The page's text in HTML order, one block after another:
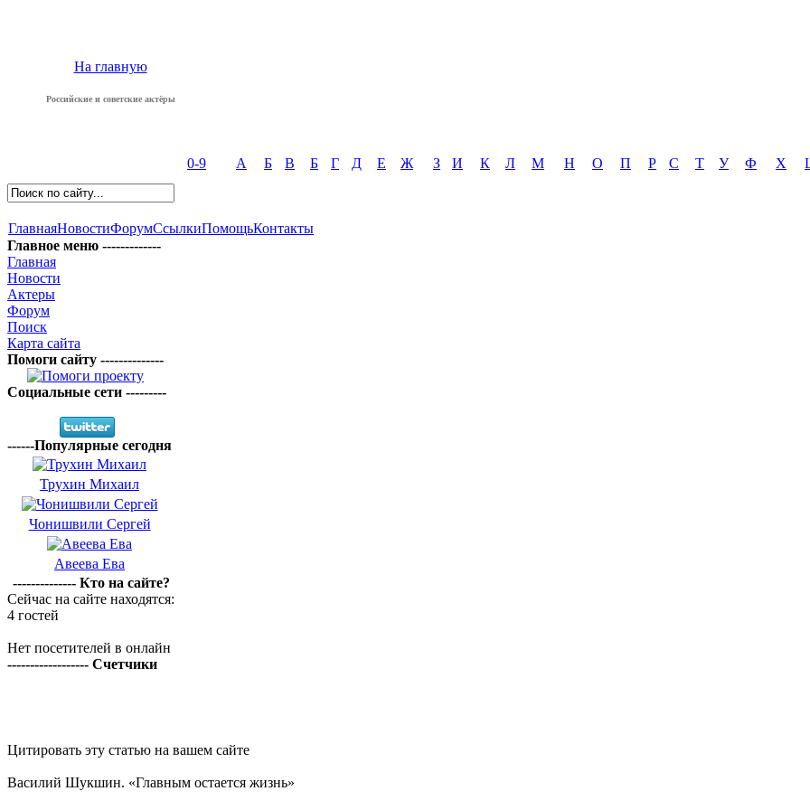
На главную
Российские и советские актёры
0-9 А Б В Б Г Д Е Ж З И К Л М Н О П Р С Т У Ф Х
ГлавнаяНовостиФорумСсылкиПомощьКонтакты
Главное меню -------------
Главная
Новости
Актеры
Форум
Поиск
Карта сайта
Помоги сайту --------------
Социальные сети ---------
------Популярные сегодня
Трухин Михаил
Чонишвили Сергей
Авеева Ева
-------------- Кто на сайте?
Сейчас на сайте находятся:
4 гостей
Нет посетителей в онлайн
------------------ Счетчики
Цитировать эту статью на вашем сайте
Василий Шукшин. «Главным остается жизнь»